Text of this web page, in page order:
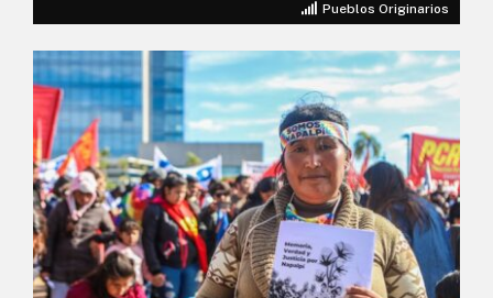
Pueblos Originarios